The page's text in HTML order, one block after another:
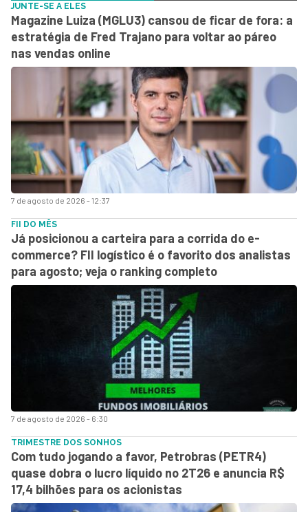
7 de agosto de 2026 - 12:37
JUNTE-SE A ELES
Magazine Luiza (MGLU3) cansou de ficar de fora: a
estratégia de Fred Trajano para voltar ao páreo
nas vendas online
7 de agosto de 2026 - 6:30
FII DO MÊS
Já posicionou a carteira para a corrida do e-
commerce? FII logístico é o favorito dos analistas
para agosto; veja o ranking completo
TRIMESTRE DOS SONHOS
Com tudo jogando a favor, Petrobras (PETR4)
quase dobra o lucro líquido no 2T26 e anuncia R$
17,4 bilhões para os acionistas